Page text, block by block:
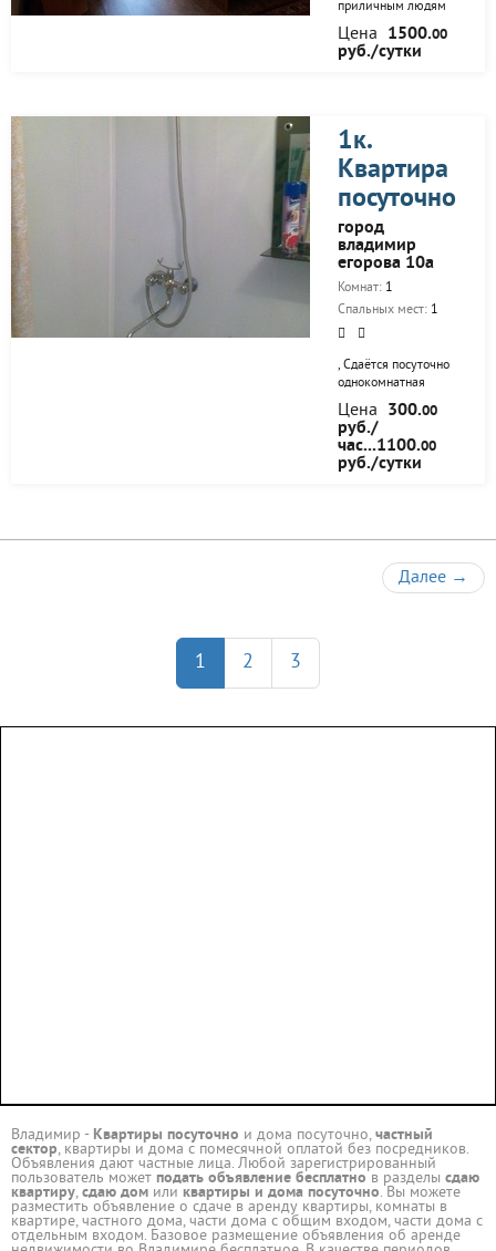
СПАЛЬНЫЕ МЕСТА
приличным людям
желающим
отдохнуть и приятно
провести время!
мебель, телевизор
жк, и другая мебель
и техника
необходимая для
комфортного
отдыха! Ps: влажная
уборка и смена
белья- да,
вечеринки и дни
рождения- нет! Д
Цена 1500.00
руб./сутки
1к.
Квартира
посуточно
город
владимир
егорова 10а
Комнат: 1
Спальных мест: 1
, Сдаётся посуточно
однокомнатная
квартира, чистая и
уютная. Установлена
входная стальная
дверь.в подьезде
домофон.новый
кровать и
раскладывающийся
диван, постельное
бельё и полотенца
Цена 300.00
руб./
час...1100.00
руб./сутки
Далее →
1 2 3
Владимир - Квартиры посуточно и дома посуточно,частный
сектор, квартиры и дома с помесячной оплатой без посредников.
Объявления дают частные лица. Любой зарегистрированный
пользователь может подать объявление бесплатно в разделы сдаю
квартиру,сдаю дом или квартиры и дома посуточно. Вы можете
разместить объявление о сдаче в аренду квартиры, комнаты в
квартире, частного дома, части дома с общим входом, части дома с
отдельным входом. Базовое размещение объявления об аренде